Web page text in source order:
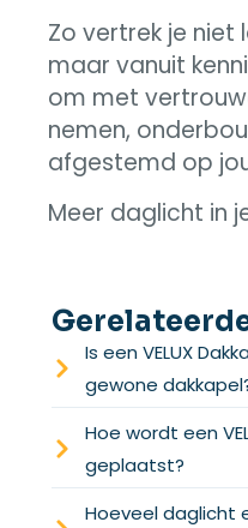
Zo vertrek je niet
maar vanuit
om met
nemen,
afgestemd op
Meer daglicht in
Is een VELUX
gewone
Hoe wordt een
geplaatst?
Hoeveel daglicht